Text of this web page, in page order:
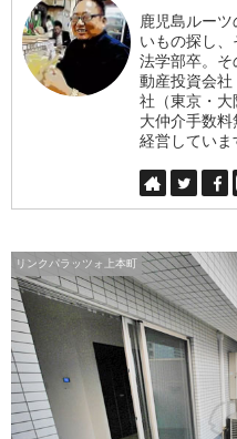
鹿児島ルー
いもの探し
法学部卒。
動産投資会
社（東京・
大仲介手数
経営していま
リンクパラッツォ上本町